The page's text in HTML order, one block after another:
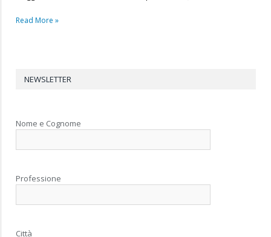
Read More »
NEWSLETTER
Nome e Cognome
Professione
Città